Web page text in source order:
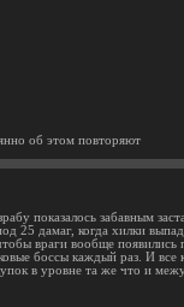
об этом повторяют
показалось забавным
25 дамаг, когда хилки
враги вообще появились
боссы каждый раз. И все
в уровне та же что и